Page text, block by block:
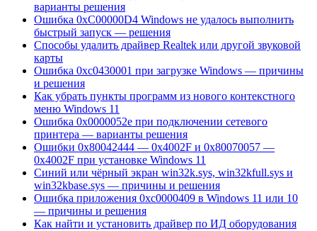
варианты решения
Ошибка 0xC00000D4 Windows не удалось выполнить
быстрый запуск — решения
Способы удалить драйвер Realtek или другой звуковой
карты
Ошибка 0xc0430001 при загрузке Windows — причины
и решения
Как убрать пункты программ из нового контекстного
меню Windows 11
Ошибка 0x0000052e при подключении сетевого
принтера — варианты решения
Ошибки 0x80042444 — 0x4002F и 0x80070057 —
0x4002F при установке Windows 11
Синий или чёрный экран win32k.sys, win32kfull.sys и
win32kbase.sys — причины и решения
Ошибка приложения 0xc0000409 в Windows 11 или 10
— причины и решения
Как найти и установить драйвер по ИД оборудования